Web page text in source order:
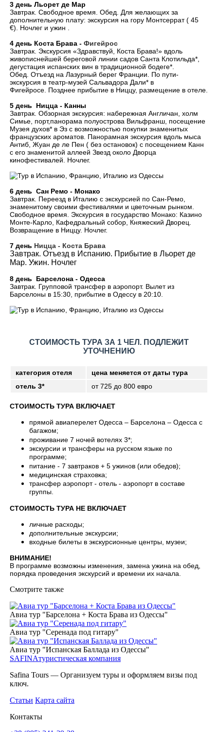
3 день Льорет де Мар
Завтрак. Свободное время. Обед. Для желающих за
дополнительную плату: экскурсия на гору Монтсеррат ( 45
€). Ночлег и ужин .
4 день Коста Брава - Фигейрос
Завтрак. Экскурсия «Здравствуй, Коста Брава!» вдоль
живописнейшей береговой линии садов Санта Клотильда*,
дегустация испанских вин в традиционной бодеге*.
Обед. Отъезд на Лазурный берег Франции. По пути-
экскурсия в театр-музей Сальвадора Дали* в
Фигейросе. Позднее прибытие в Ниццу, размещение в отеле.
5 день Ницца - Канны
Завтрак. Обзорная экскурсия: набережная Англичан, холм
Симье, порт,панорама полуострова Вильфранш, посещение
Музея духов* в Эз с возможностью покупки знаменитых
французских ароматов. Панорамная экскурсия вдоль мыса
Антиб, Жуан де ле Пен ( без остановок) с посещением Канн
с его знаменитой аллеей Звезд около Дворца
кинофестивалей. Ночлег.
6 день Сан Ремо - Монако
Завтрак. Переезд в Италию с экскурсией по Сан-Ремо,
знаменитому своими фестивалями и цветочным рынком.
Свободное время. Экскурсия в государство Монако: Казино
Монте-Карло, Кафедральный собор, Княжеский Дворец.
Возвращение в Ниццу. Ночлег.
7 день Ницца - Коста Брава
Завтрак. Отъезд в Испанию. Прибытие в Льорет де
Мар. Ужин. Ночлег
8 день
Барселона - Одесса
Завтрак. Групповой трансфер в аэропорт. Вылет из
Барселоны в 15:30, прибытие в Одессу в 20:10.
СТОИМОСТЬ ТУРА ЗА 1 ЧЕЛ. ПОДЛЕЖИТ
УТОЧНЕНИЮ
категория отеля
цена меняется от даты тура
отель 3*
от 725 до 800 евро
СТОИМОСТЬ ТУРА ВКЛЮЧАЕТ
прямой авиаперелет Одесса – Барселона – Одесса с
багажом;
проживание 7 ночей вотелях 3*;
экскурсии и трансферы на русском языке по
программе;
питание - 7 завтраков + 5 ужинов (или обедов);
медицинская страховка;
трансфер аэропорт - отель - аэропорт в составе
группы.
СТОИМОСТЬ ТУРА НЕ ВКЛЮЧАЕТ
личные расходы;
дополнительные экскурсии;
входные билеты в экскурсионные центры, музеи;
ВНИМАНИЕ!
В программе возможны изменения, замена ужина на обед,
порядка проведения экскурсий и времени их начала.
Смотрите также
Авиа тур "Барселона + Коста Брава из Одессы"
Авиа тур "Серенада под гитару"
Авиа тур "Испанская Баллада из Одессы"
SAFINAтуристическая компания
Safina Tours — Организуем туры и оформляем визы под
ключ.
Статьи Карта сайта
Контакты